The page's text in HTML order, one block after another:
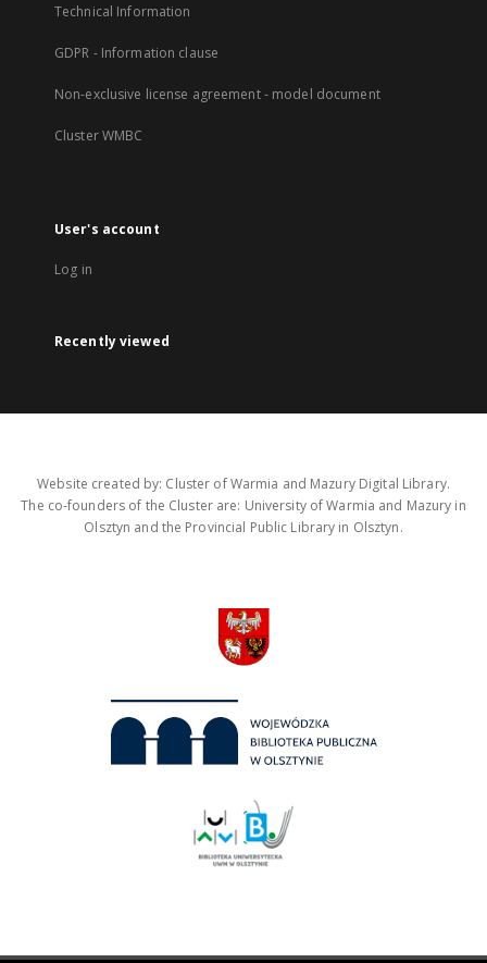
Technical Information
GDPR - Information clause
Non-exclusive license agreement - model document
Cluster WMBC
User's account
Log in
Recently viewed
Website created by: Cluster of Warmia and Mazury Digital Library.
The co-founders of the Cluster are: University of Warmia and Mazury in
Olsztyn and the Provincial Public Library in Olsztyn.